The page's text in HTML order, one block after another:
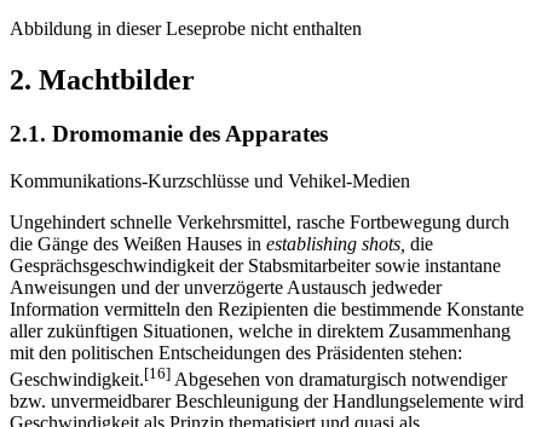
Abbildung in dieser Leseprobe nicht enthalten
2. Machtbilder
2.1. Dromomanie des Apparates
Kommunikations-Kurzschlüsse und Vehikel-Medien
Ungehindert schnelle Verkehrsmittel, rasche Fortbewegung durch
die Gänge des Weißen Hauses in establishing shots, die
Gesprächsgeschwindigkeit der Stabsmitarbeiter sowie instantane
Anweisungen und der unverzögerte Austausch jedweder
Information vermitteln den Rezipienten die bestimmende Konstante
aller zukünftigen Situationen, welche in direktem Zusammenhang
mit den politischen Entscheidungen des Präsidenten stehen:
Geschwindigkeit.[16] Abgesehen von dramaturgisch notwendiger
bzw. unvermeidbarer Beschleunigung der Handlungselemente wird
Geschwindigkeit als Prinzip thematisiert und quasi als